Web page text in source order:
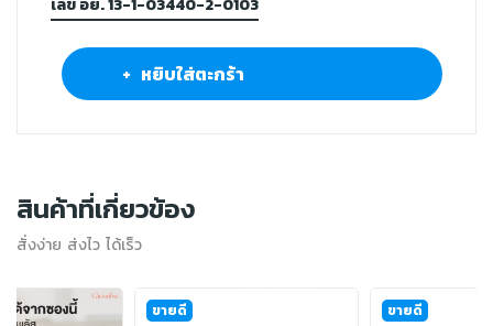
เลข อย. 13-1-03440-2-0103
+ หยิบใส่ตะกร้า
สินค้าที่เกี่ยวข้อง
สั่งง่าย ส่งไว ได้เร็ว
ขายดี ขายดี